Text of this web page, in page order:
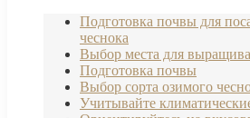
Подготовка почвы для
чеснока
Выбор места для
Подготовка почвы
Выбор сорта озимого
Учитывайте